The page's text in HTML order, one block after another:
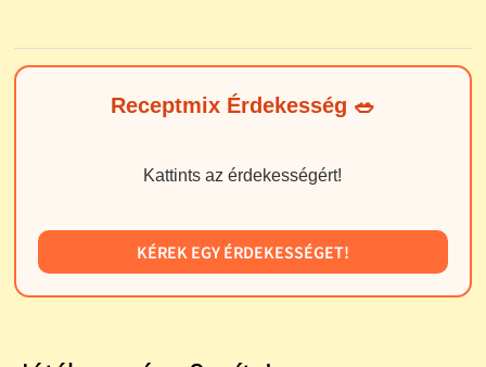
Receptmix Érdekesség 🥗
Kattints az érdekességért!
KÉREK EGY ÉRDEKESSÉGET!